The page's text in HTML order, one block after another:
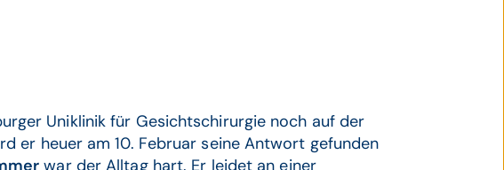
Uniklinik für Gesichtschirurgie noch auf der
er heuer am 10. Februar seine Antwort gefunden
war der Alltag hart. Er leidet an einer